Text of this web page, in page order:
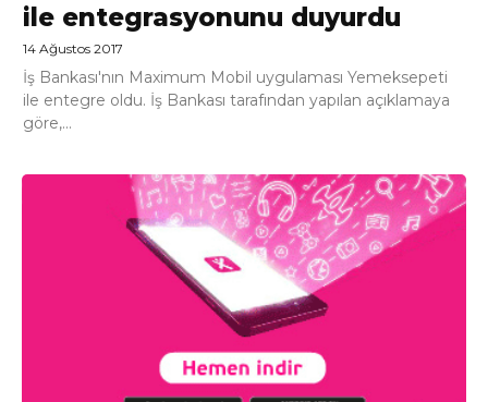
ile entegrasyonunu duyurdu
14 Ağustos 2017
İş Bankası'nın Maximum Mobil uygulaması Yemeksepeti
ile entegre oldu. İş Bankası tarafından yapılan açıklamaya
göre,...